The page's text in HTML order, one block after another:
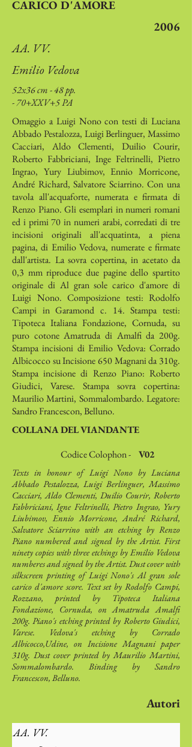
CARICO D'AMORE
2006
AA. VV.
Emilio Vedova
52x36 cm - 48 pp.
- 70+XXV+5 PA
Omaggio a Luigi Nono con testi di Luciana
Abbado Pestalozza, Luigi Berlinguer, Massimo
Cacciari, Aldo Clementi, Duilio Courir,
Roberto Fabbriciani, Inge Feltrinelli, Pietro
Ingrao, Yury Liubimov, Ennio Morricone,
André Richard, Salvatore Sciarrino. Con una
tavola all'acquaforte, numerata e firmata di
Renzo Piano. Gli esemplari in numeri romani
ed i primi 70 in numeri arabi, corredati di tre
incisioni originali all'acquatinta, a piena
pagina, di Emilio Vedova, numerate e firmate
dall'artista. La sovra copertina, in acetato da
0,3 mm riproduce due pagine dello spartito
originale di Al gran sole carico d'amore di
Luigi Nono. Composizione testi: Rodolfo
Campi in Garamond c. 14. Stampa testi:
Tipoteca Italiana Fondazione, Cornuda, su
puro cotone Amatruda di Amalfi da 200g.
Stampa incisioni di Emilio Vedova: Corrado
Albicocco su Incisione 650 Magnani da 310g.
Stampa incisione di Renzo Piano: Roberto
Giudici, Varese. Stampa sovra copertina:
Maurilio Martini, Sommalombardo. Legatore:
Sandro Francescon, Belluno.
COLLANA DEL VIANDANTE
Codice Colophon -
V02
Texts in honour of Luigi Nono by Luciana
Abbado Pestalozza, Luigi Berlinguer, Massimo
Cacciari, Aldo Clementi, Duilio Courir, Roberto
Fabbriciani, Igne Feltrinelli, Pietro Ingrao, Yury
Liubimov, Ennio Morricone, André Richard,
Salvatore Sciarrino with an etching by Renzo
Piano numbered and signed by the Artist. First
ninety copies with three etchings by Emilio Vedova
numberes and signed by the Artist. Dust cover with
silkscreen printing of Luigi Nono's Al gran sole
carico d'amore score. Text set by Rodolfo Campi,
Rozzano, printed by Tipoteca Italiana
Fondazione, Cornuda, on Amatruda Amalfi
200g. Piano's etching printed by Roberto Giudici,
Varese. Vedova's etching by Corrado
Albicocco,Udine, on Incisione Magnani paper
310g. Dust cover printed by Maurilio Martini,
Sommalombardo. Binding by Sandro
Francescon, Belluno.
Autori
AA. VV.